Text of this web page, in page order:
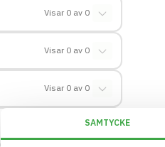
SAMTYCKE
Visar 0 av 0
Visar 0 av 0
Visar 0 av 0
0